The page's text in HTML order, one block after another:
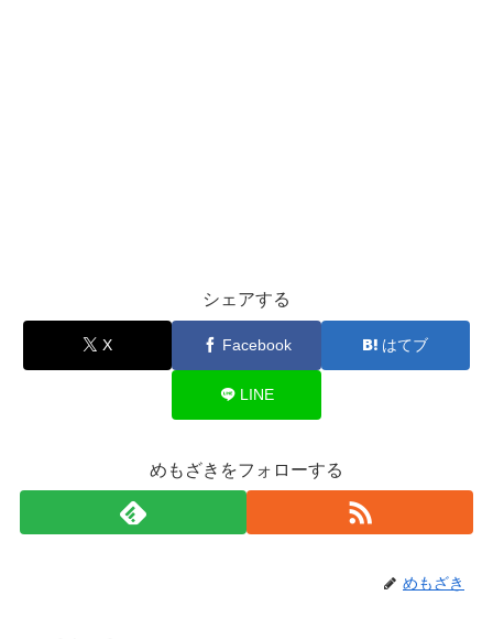
シェアする
X Facebook はてブ
LINE
めもざきをフォローする
めもざき